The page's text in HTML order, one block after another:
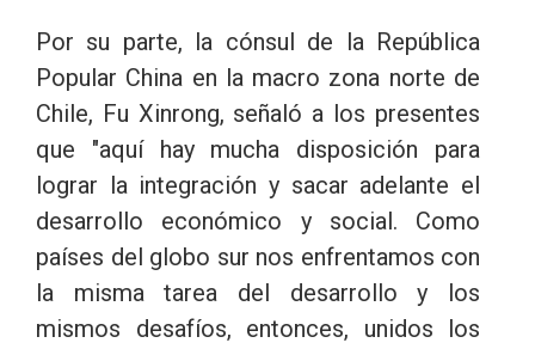
Por su parte, la cónsul de la República
Popular China en la macro zona norte de
Chile, Fu Xinrong, señaló a los presentes
que "aquí hay mucha disposición para
lograr la integración y sacar adelante el
desarrollo económico y social. Como
países del globo sur nos enfrentamos con
la misma tarea del desarrollo y los
mismos desafíos, entonces, unidos los